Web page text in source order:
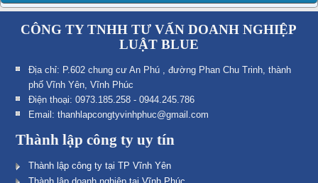
CÔNG TY TNHH TƯ VẤN DOANH NGHIỆP
LUẬT BLUE
Địa chỉ: P.602 chung cư An Phú , đường Phan Chu Trinh, thành
phố Vĩnh Yên, Vĩnh Phúc
Điện thoại: 0973.185.258 - 0944.245.786
Email: thanhlapcongtyvinhphuc@gmail.com
Thành lập công ty uy tín
Thành lập công ty tại TP Vĩnh Yên